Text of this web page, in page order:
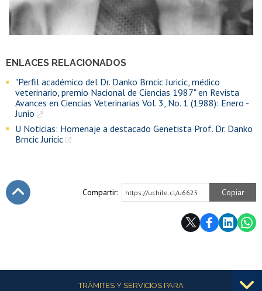
ENLACES RELACIONADOS
"Perfil académico del Dr. Danko Brncic Juricic, médico
veterinario, premio Nacional de Ciencias 1987" en Revista
Avances en Ciencias Veterinarias Vol. 3, No. 1 (1988): Enero -
Junio
U Noticias: Homenaje a destacado Genetista Prof. Dr. Danko
Brncic Juricic
Compartir: https://uchile.cl/u6625 Copiar
Más informaciónTRÁMITES Y SERVICIOS PARA